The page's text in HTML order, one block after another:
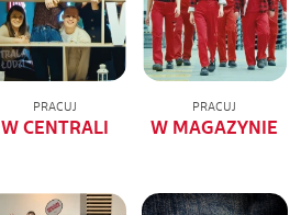
PRACUJ
W CENTRALI
PRACUJ
W MAGAZYNIE